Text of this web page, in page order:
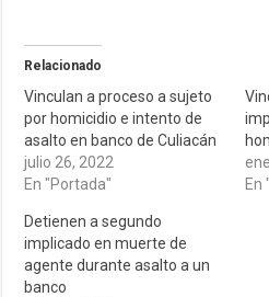
Relacionado
Vinculan a proceso a sujeto
por homicidio e intento de
asalto en banco de Culiacán
julio 26, 2022
En "Portada"
En
Detienen a segundo
implicado en muerte de
agente durante asalto a un
banco